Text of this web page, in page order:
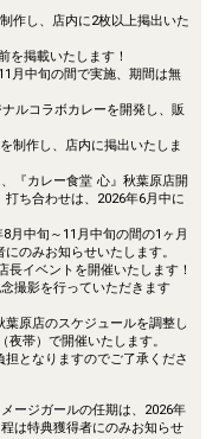
作し、店内に2枚以上掲出いた
掲載いたします！
月中旬の間で実施、期間は無
ルコラボカレーを開発し、販
制作し、店内に掲出いたしま
『カレー食堂 心』秋葉原店開
ち合わせは、2026年6月中に
月中旬～11月中旬の間の1ヶ月
のみお知らせいたします。
イベントを開催いたします！
撮影を行っていただきます
原店のスケジュールを調整し
帯）で開催いたします。
となりますのでご了承くださ
ージガールの任期は、2026年
は特典獲得者にのみお知らせ